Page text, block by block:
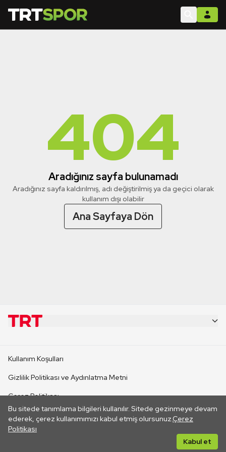
404
Aradığınız sayfa bulunamadı
Aradığınız sayfa kaldırılmış, adı değiştirilmiş ya da geçici olarak
kullanım dışı olabilir
Ana Sayfaya Dön
Bu sitede tanımlama bilgileri kullanılır. Sitede gezinmeye devam
ederek, çerez kullanımımızı kabul etmiş olursunuz.Çerez
Politikası
Kabul et
CANLI YAYINLAR
Kullanım Koşulları
Gizlilik Politikası ve Aydınlatma Metni
Çerez Politikası
İletişim
Her hakkı saklıdır. ©2026 TRT. Bağlantı yoluyla gidilen dış